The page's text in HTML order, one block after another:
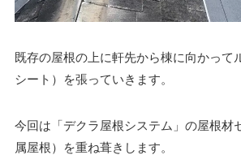
既存の屋根の上に軒先から棟に向かって
シート）を張っていきます。
今回は「デクラ屋根システム」の屋根材
属屋根）を重ね葺きします。